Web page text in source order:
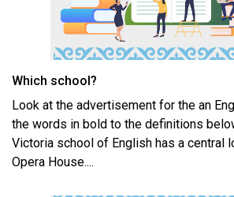
Which school?
Look at the advertisement for the an
the words in bold to the definitions
Victoria school of English has a central
Opera House....